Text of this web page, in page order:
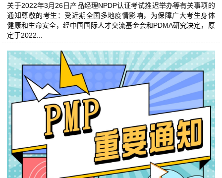
关于2022年3月26日产品经理NPDP认证考试推迟举办等有关事项的
通知尊敬的考生：受近期全国多地疫情影响，为保障广大考生身体
健康和生命安全，经中国国际人才交流基金会和PDMA研究决定，原
定于2022...